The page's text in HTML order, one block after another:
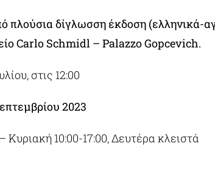
πλούσια δίγλωσση έκδοση (ελληνικά-
Carlo Schmidl – Palazzo Gopcevich.
στις 12:00
2023
Κυριακή 10:00-17:00, Δευτέρα κλειστά